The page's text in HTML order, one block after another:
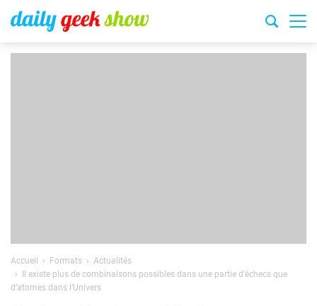
Accueil Formats
Actualités
Il existe plus de combinaisons possibles dans une partie d’échecs que
d’atomes dans l’Univers